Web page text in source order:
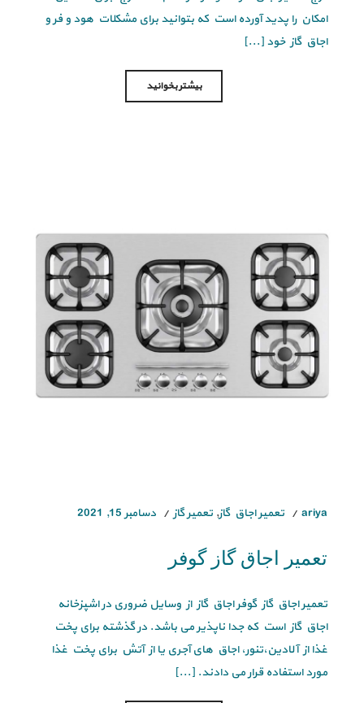
امکان را پدید آورده است که بتوانید برای مشکلات هود و فر و
اجاق گاز خود [...]
بیشتر بخوانید
ariya تعمیر اجاق گاز, تعمیر گاز دسامبر 15, 2021
تعمیر اجاق گاز گوفر
تعمیر اجاق گاز گوفر اجاق گاز از وسایل ضروری در اشپزخانه
اجاق گاز است که جدا ناپذیر می باشد. در گذشته برای پخت
غذا از آلادین،تنور، اجاق های آجری یا از آتش برای پخت غذا
مورد استفاده قرار می دادند. [...]